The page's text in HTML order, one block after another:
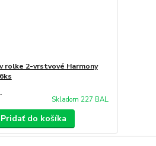
rolke 2-vrstvové Harmony
Skladom 227 BAL.
Pridať do košíka